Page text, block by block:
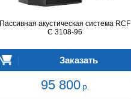
Пассивная акустическая система RCF
C 3108-96
Заказать
95 800 р.